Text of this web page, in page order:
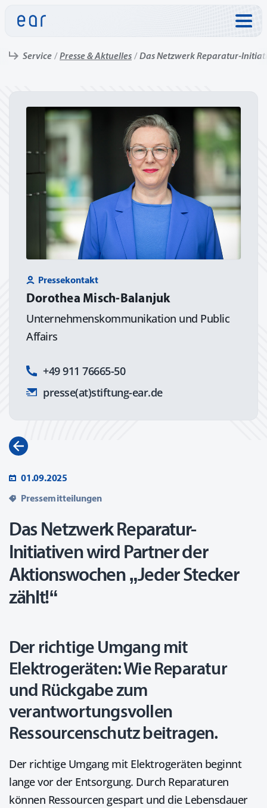
Service Presse & Aktuelles Das Netzwerk Reparatur-
01.09.2025
Pressemitteilungen
Das Netzwerk Reparatur-
Initiativen wird Partner der
Aktionswochen „Jeder Stecker
zählt!“
Der richtige Umgang mit
Elektrogeräten: Wie Reparatur
und Rückgabe zum
verantwortungsvollen
Ressourcenschutz beitragen.
Der richtige Umgang mit Elektrogeräten beginnt
lange vor der Entsorgung. Durch Repa­ra­turen
können Ressourcen gespart und die Lebensdauer
Pressekontakt
Dorothea Misch-Balanjuk
Unternehmens­kommunikation und Public
Affairs
+49 911 76665-50
presse(at)stiftung-ear.de